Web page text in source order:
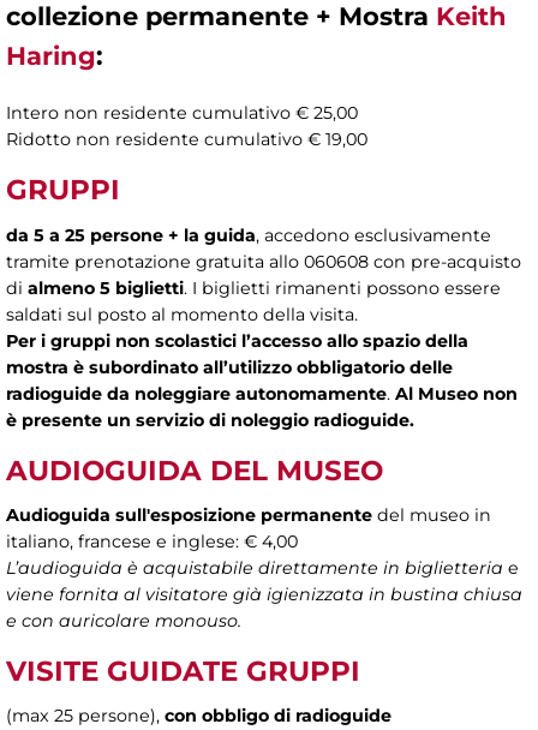
collezione permanente + Mostra Keith
Haring:
Intero non residente cumulativo € 25,00
Ridotto non residente cumulativo € 19,00
GRUPPI
da 5 a 25 persone + la guida, accedono esclusivamente
tramite prenotazione gratuita allo 060608 con pre-acquisto
di almeno 5 biglietti. I biglietti rimanenti possono essere
saldati sul posto al momento della visita.
Per i gruppi non scolastici l’accesso allo spazio della
mostra è subordinato all’utilizzo obbligatorio delle
radioguide da noleggiare autonomamente. Al Museo non
è presente un servizio di noleggio radioguide.
AUDIOGUIDA DEL MUSEO
Audioguida sull'esposizione permanente del museo in
italiano, francese e inglese: € 4,00
L’audioguida è acquistabile direttamente in biglietteria e
viene fornita al visitatore già igienizzata in bustina chiusa
e con auricolare monouso.
VISITE GUIDATE GRUPPI
(max 25 persone), con obbligo di radioguide